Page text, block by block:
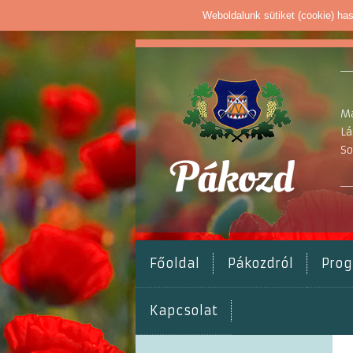
Weboldalunk sütiket (cookie)
Főoldal Pákozdról
Kapcsolat